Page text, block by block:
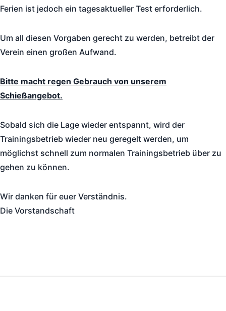
Ferien ist jedoch ein tagesaktueller Test erforderlich.
Um all diesen Vorgaben gerecht zu werden, betreibt der
Verein einen großen Aufwand.
Bitte macht regen Gebrauch von unserem
Schießangebot.
Sobald sich die Lage wieder entspannt, wird der
Trainingsbetrieb wieder neu geregelt werden, um
möglichst schnell zum normalen Trainingsbetrieb über zu
gehen zu können.
Wir danken für euer Verständnis.
Die Vorstandschaft